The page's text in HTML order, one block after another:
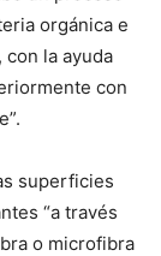
orgánica e
la ayuda
con
superficies
“a través
o microfibra